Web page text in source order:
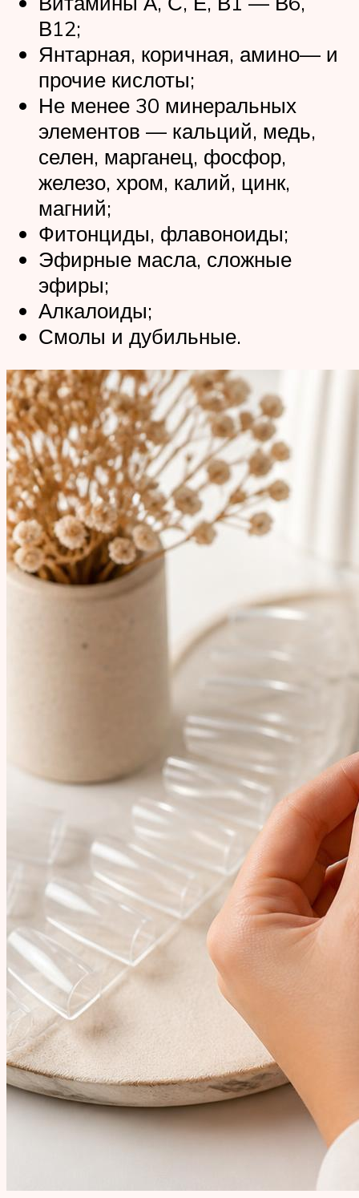
В12;
Янтарная, коричная, амино— и
прочие кислоты;
Не менее 30 минеральных
элементов — кальций, медь,
селен, марганец, фосфор,
железо, хром, калий, цинк,
магний;
Фитонциды, флавоноиды;
Эфирные масла, сложные
эфиры;
Алкалоиды;
Смолы и дубильные.